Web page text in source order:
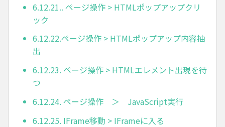
6.12.21.. ページ操作 > HTMLポップアップクリ
ック
6.12.22.ページ操作 > HTMLポップアップ内容抽
出
6.12.23. ページ操作 > HTMLエレメント出現を待
つ
6.12.24. ページ操作 ＞ JavaScript実行
6.12.25. IFrame移動 > IFrameに入る